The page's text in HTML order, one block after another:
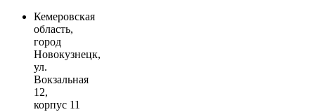
Кемеровская
область,
город
Новокузнецк,
ул.
Вокзальная
12,
корпус 11